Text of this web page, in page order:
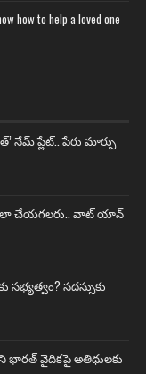
how to help a loved one
నేమ్ ప్లేట్‌.. పేరు మార్పు
ఇలా చేయగలరు.. వాట్ యాన్
సభ్యత్వం? సదస్సుకు
భారత్ వైదికపై అతిథులకు